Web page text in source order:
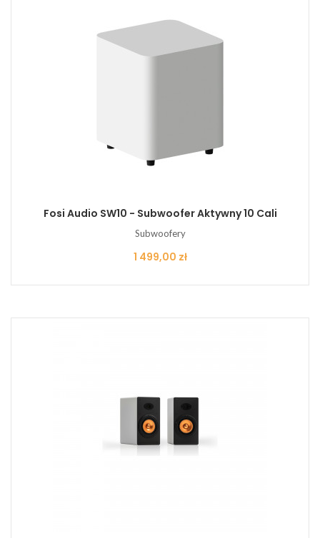
Fosi Audio SW10 - Subwoofer Aktywny 10 Cali
Subwoofery
Cena
1 499,00 zł